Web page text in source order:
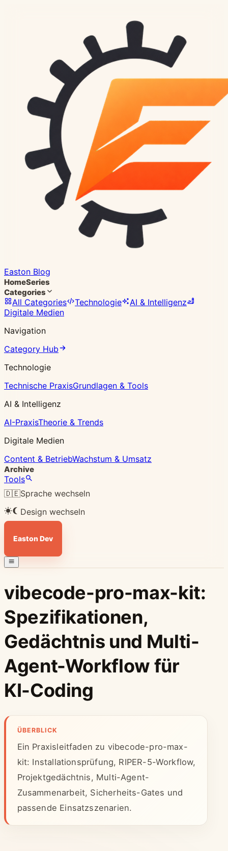
Easton Blog
HomeSeries
Categories
All Categories Technologie
AI & Intelligenz
Digitale Medien
Navigation
Category Hub
Technologie
Technische PraxisGrundlagen & Tools
AI & Intelligenz
AI-PraxisTheorie & Trends
Digitale Medien
Content & BetriebWachstum & Umsatz
Archive
Tools
🇩🇪Sprache wechseln
Design wechseln
Easton Dev
vibecode-pro-max-kit:
Spezifikationen,
Gedächtnis und Multi-
Agent-Workflow für
KI-Coding
ÜBERBLICK
Ein Praxisleitfaden zu vibecode-pro-max-
kit: Installationsprüfung, RIPER-5-Workflow,
Projektgedächtnis, Multi-Agent-
Zusammenarbeit, Sicherheits-Gates und
passende Einsatzszenarien.